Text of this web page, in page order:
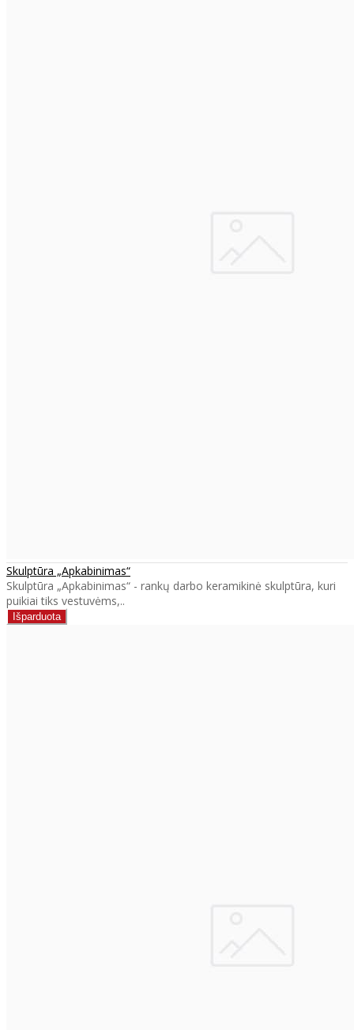
Skulptūra „Apkabinimas“
Skulptūra „Apkabinimas“ - rankų darbo keramikinė skulptūra, kuri
puikiai tiks vestuvėms,..